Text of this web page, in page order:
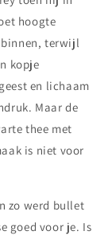
hoogte
terwijl
kopje
en lichaam
Maar de
thee met
is niet voor
zo werd bullet
goed voor je. Is